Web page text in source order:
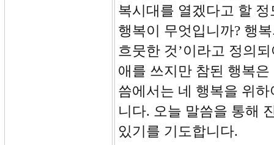
복시대를 열겠다고 할
행복이 무엇입니까? 행
흐뭇한 것’이라고 정의
애를 쓰지만 참된 행복
씀에서는 네 행복을 위
니다. 오늘 말씀을 통해
있기를 기도합니다.